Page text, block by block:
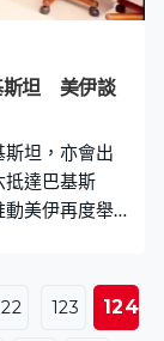
斯坦 美伊談
斯坦，亦會出
抵達巴基斯
動美伊再度舉
首次完全控制
航母到印度
123 124